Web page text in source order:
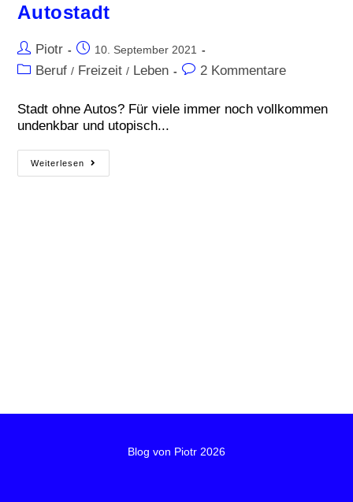
Autostadt
Piotr 10. September 2021
Beruf / Freizeit / Leben 2 Kommentare
Stadt ohne Autos? Für viele immer noch vollkommen
undenkbar und utopisch...
Weiterlesen
Blog von Piotr 2026